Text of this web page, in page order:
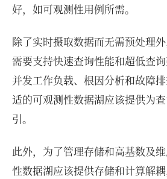
好，如可观测性用例所需。
除了实时摄取数据而无需预处理
需要支持快速查询性能和超低查
并发工作负载、根因分析和故障
适的可观测性数据湖应该提供为
引。
此外，为了管理存储和高基数及
性数据湖应该提供存储和计算解